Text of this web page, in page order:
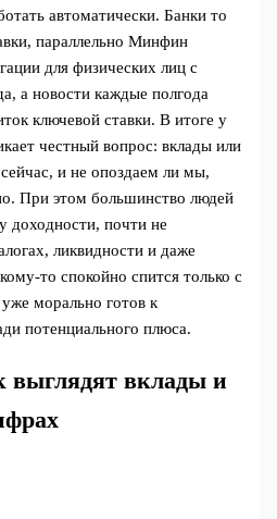
автоматически. Банки то
параллельно Минфин
для физических лиц с
а новости каждые полгода
ключевой ставки. В итоге у
честный вопрос: вклады или
и не опоздаем ли мы,
При этом большинство людей
доходности, почти не
ликвидности и даже
то спокойно спится только с
морально готов к
потенциального плюса.
выглядят вклады и